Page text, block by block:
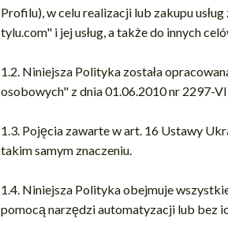
Profilu), w celu realizacji lub zakupu
tylu.com" i jej usług, a także do innych
1.2. Niniejsza Polityka została
osobowych" z dnia 01.06.2010 nr 2297-
1.3. Pojęcia zawarte w art. 16 Ustawy
takim samym znaczeniu.
1.4. Niniejsza Polityka obejmuje
pomocą narzędzi automatyzacji lub bez